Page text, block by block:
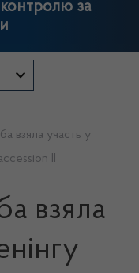
контролю за
взяла участь у
II
взяла